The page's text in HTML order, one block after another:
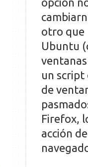
otro que
Ubuntu
un script
de
Firefox,
acción